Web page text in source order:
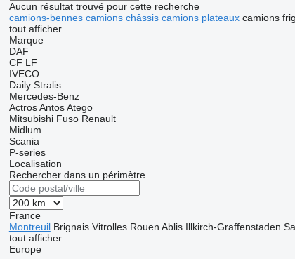
Aucun résultat trouvé pour cette recherche
camions-bennes camions châssis camions plateaux camions
tout afficher
Marque
DAF
CF LF
IVECO
Daily Stralis
Mercedes-Benz
Actros Antos Atego
Mitsubishi Fuso Renault
Midlum
Scania
P-series
Localisation
Rechercher dans un périmètre
France
Montreuil Brignais Vitrolles Rouen Ablis Illkirch-Graffenstaden
tout afficher
Europe